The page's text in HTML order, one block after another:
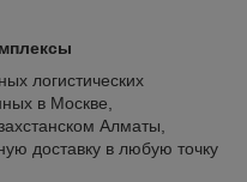
логистических
в Москве,
Алматы,
доставку в любую точку